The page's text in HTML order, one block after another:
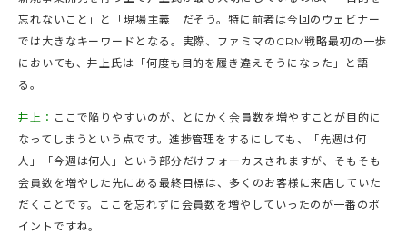
忘れないこと」と「現場主義」だそう。特に前者は今回のウェビナー
では大きなキーワードとなる。実際、ファミマのCRM戦略最初の一歩
においても、井上氏は「何度も目的を履き違えそうになった」と語
る。
井上： ここで陥りやすいのが、とにかく会員数を増やすことが目的に
なってしまうという点です。進捗管理をするにしても、「先週は何
人」「今週は何人」という部分だけフォーカスされますが、そもそも
会員数を増やした先にある最終目標は、多くのお客様に来店していた
だくことです。ここを忘れずに会員数を増やしていったのが一番のポ
イントですね。